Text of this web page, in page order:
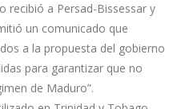
recibió a Persad-Bissessar y
un comunicado que
a la propuesta del gobierno
para garantizar que no
de Maduro”.